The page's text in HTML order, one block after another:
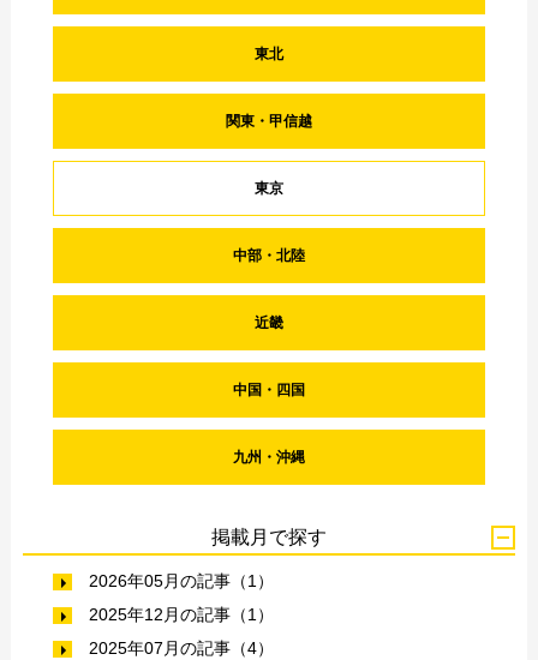
東北
関東・甲信越
東京
中部・北陸
近畿
中国・四国
九州・沖縄
掲載月で探す
2026年05月の記事（1）
2025年12月の記事（1）
2025年07月の記事（4）